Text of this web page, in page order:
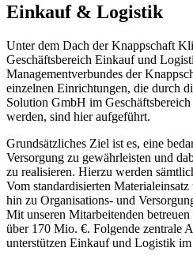
Einkauf & Logistik
Unter dem Dach der Knappschaft
Geschäftsbereich Einkauf und
Managementverbundes der
einzelnen Einrichtungen, die durch
Solution GmbH im
werden, sind hier aufgeführt.
Grundsätzliches Ziel ist es, eine
Versorgung zu gewährleisten und
zu realisieren. Hierzu werden
Vom standardisierten
hin zu Organisations- und
Mit unseren Mitarbeitenden
über 170 Mio. €. Folgende zentrale
unterstützen Einkauf und Logistik